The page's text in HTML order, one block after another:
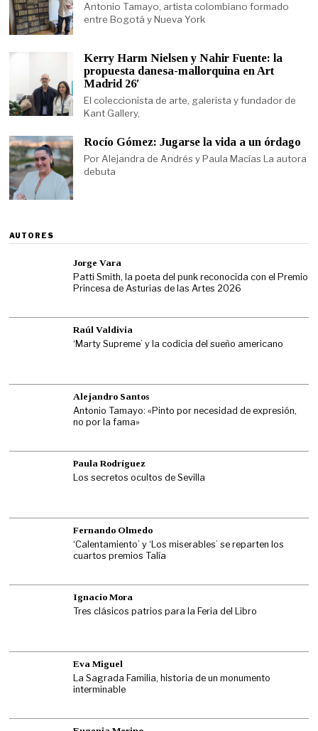
Antonio Tamayo, artista colombiano formado
entre Bogotá y Nueva York
Kerry Harm Nielsen y Nahir Fuente: la
propuesta danesa-mallorquina en Art
Madrid 26′
El coleccionista de arte, galerista y fundador de
Kant Gallery,
Rocío Gómez: Jugarse la vida a un órdago
Por Alejandra de Andrés y Paula Macías La autora
debuta
AUTORES
Jorge Vara
Patti Smith, la poeta del punk reconocida con el Premio
Princesa de Asturias de las Artes 2026
Raúl Valdivia
‘Marty Supreme’ y la codicia del sueño americano
Alejandro Santos
Antonio Tamayo: «Pinto por necesidad de expresión,
no por la fama»
Paula Rodríguez
Los secretos ocultos de Sevilla
Fernando Olmedo
‘Calentamiento’ y ‘Los miserables’ se reparten los
cuartos premios Talía
Ignacio Mora
Tres clásicos patrios para la Feria del Libro
Eva Miguel
La Sagrada Familia, historia de un monumento
interminable